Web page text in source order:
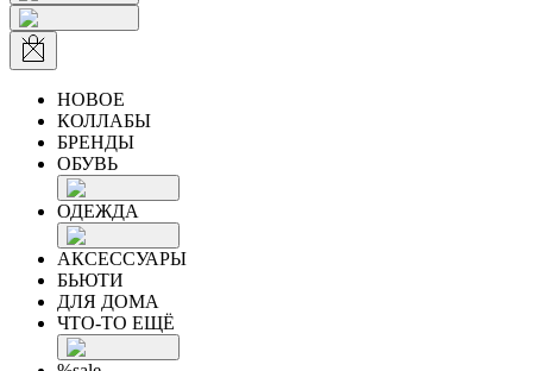
НОВОЕ
КОЛЛАБЫ
БРЕНДЫ
ОБУВЬ
ОДЕЖДА
АКСЕССУАРЫ
БЬЮТИ
ДЛЯ ДОМА
ЧТО-ТО ЕЩЁ